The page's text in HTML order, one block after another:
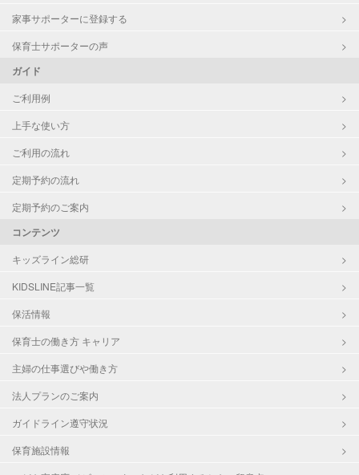
家事サポーターに登録する
保育士サポーターの声
ガイド
ご利用例
上手な使い方
ご利用の流れ
定期予約の流れ
定期予約のご案内
コンテンツ
キッズライン総研
KIDSLINE記事一覧
保活情報
保育士の働き方 キャリア
主婦の仕事選びや働き方
法人プランのご案内
ガイドライン遵守状況
保育施設情報